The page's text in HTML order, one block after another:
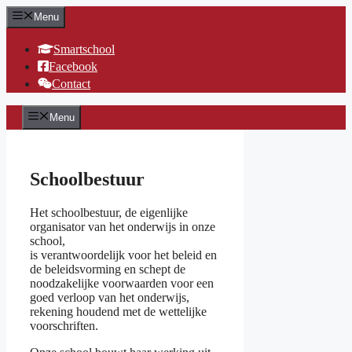
Ga
naar
inhoud
Menu
Smartschool
Facebook
Contact
Menu
Schoolbestuur
Het schoolbestuur, de eigenlijke
organisator van het onderwijs in onze
school,
is verantwoordelijk voor het beleid en
de beleidsvorming en schept de
noodzakelijke voorwaarden voor een
goed verloop van het onderwijs,
rekening houdend met de wettelijke
voorschriften.